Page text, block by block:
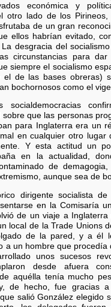
económica y
otro lado de los
de un gran
ellos habrían evitado,
desgracia del
circunstancias para
siempre el socialismo
el de las bases obreras)
bochornosos como el
que las personas
para Inglaterra era un
en cualquier otro lugar
Y esta actitud un
en la actualidad,
de
aunque sea de
dirigente socialista
en la Comisaría
de un viaje a
local de la Trade Unions
de la pared, y a él
a un hombre que procedía
unos sucesos
desde afuera
aquélla tenía mucho
de hecho, fue gracias
salió González elegido